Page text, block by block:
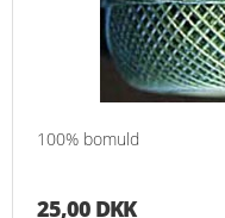
100% bomuld
25,00 DKK